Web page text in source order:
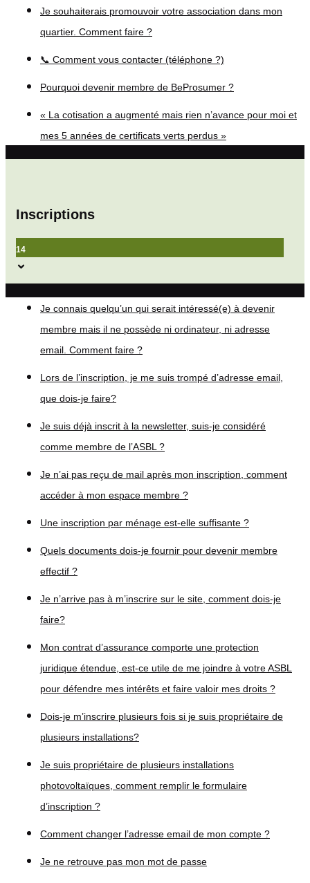
Je souhaiterais promouvoir votre association dans mon
quartier. Comment faire ?
📞 Comment vous contacter (téléphone ?)
Pourquoi devenir membre de BeProsumer ?
« La cotisation a augmenté mais rien n’avance pour moi et
mes 5 années de certificats verts perdus »
Inscriptions
14
Je connais quelqu’un qui serait intéressé(e) à devenir
membre mais il ne possède ni ordinateur, ni adresse
email. Comment faire ?
Lors de l’inscription, je me suis trompé d’adresse email,
que dois-je faire?
Je suis déjà inscrit à la newsletter, suis-je considéré
comme membre de l’ASBL ?
Je n’ai pas reçu de mail après mon inscription, comment
accéder à mon espace membre ?
Une inscription par ménage est-elle suffisante ?
Quels documents dois-je fournir pour devenir membre
effectif ?
Je n’arrive pas à m’inscrire sur le site, comment dois-je
faire?
Mon contrat d’assurance comporte une protection
juridique étendue, est-ce utile de me joindre à votre ASBL
pour défendre mes intérêts et faire valoir mes droits ?
Dois-je m’inscrire plusieurs fois si je suis propriétaire de
plusieurs installations?
Je suis propriétaire de plusieurs installations
photovoltaïques, comment remplir le formulaire
d’inscription ?
Comment changer l’adresse email de mon compte ?
Je ne retrouve pas mon mot de passe